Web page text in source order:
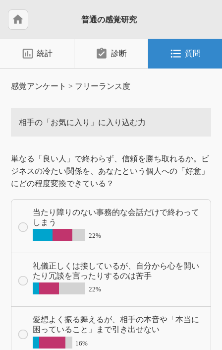
home 普通の感覚研究
insert_chart_outlined 統計 assignment_turned_in 診断 format_list_bulleted 質問
感覚アンケート > フリーランス度
相手の「お気に入り」に入り込む力
単なる「良い人」で終わらず、信頼を勝ち取れるか。ビ
ジネスの冷たい関係を、あなたという個人への「好意」
にどの程度変換できている？
当たり障りのない事務的な会話だけで終わって
しまう
22%
礼儀正しくは接しているが、自分から心を開い
たり冗談を言ったりするのは苦手
22%
愛想よく振る舞えるが、相手の本音や「本当に
困っていること」まで引き出せない
16%